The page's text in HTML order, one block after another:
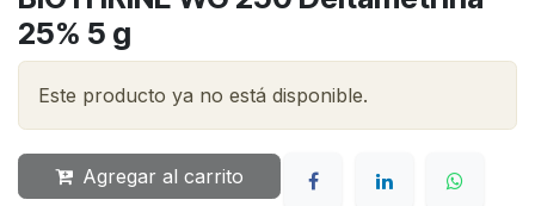
25% 5 g
Este producto ya no está disponible.
Agregar al carrito